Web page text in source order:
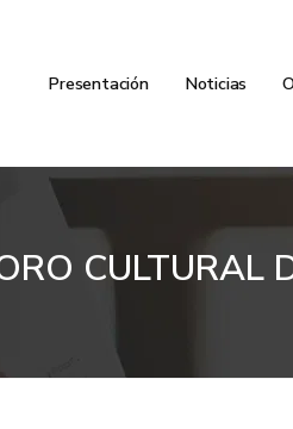
Presentación Noticias
CULTURAL